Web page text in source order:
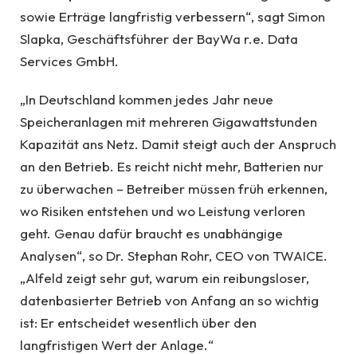
sowie Erträge langfristig verbessern“, sagt Simon
Slapka, Geschäftsführer der BayWa r.e. Data
Services GmbH.
„In Deutschland kommen jedes Jahr neue
Speicheranlagen mit mehreren Gigawattstunden
Kapazität ans Netz. Damit steigt auch der Anspruch
an den Betrieb. Es reicht nicht mehr, Batterien nur
zu überwachen – Betreiber müssen früh erkennen,
wo Risiken entstehen und wo Leistung verloren
geht. Genau dafür braucht es unabhängige
Analysen“, so Dr. Stephan Rohr, CEO von TWAICE.
„Alfeld zeigt sehr gut, warum ein reibungsloser,
datenbasierter Betrieb von Anfang an so wichtig
ist: Er entscheidet wesentlich über den
langfristigen Wert der Anlage.“